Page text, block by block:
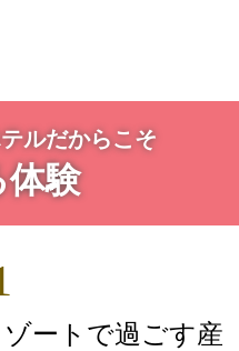
ルだからこそ
験
ートで過ごす産